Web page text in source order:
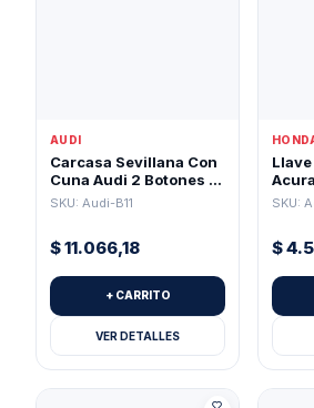
AUDI
Carcasa Sevillana Con
Cuna Audi 2 Botones +
Pánico Para Pila 2032
SKU: Audi-B11
$11.066,18
+ CARRITO
VER DETALLES
Acura
SKU:
$